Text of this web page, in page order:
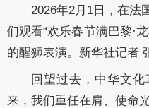
2026年2月1日，在法
们观看“欢乐春节满巴黎·
的醒狮表演。新华社记者
回望过去，中华文
来，我们重任在肩、使命光